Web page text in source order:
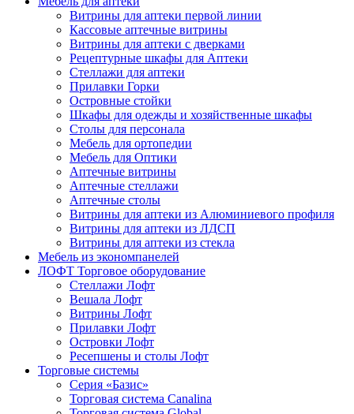
Витрины для аптеки первой линии
Кассовые аптечные витрины
Витрины для аптеки с дверками
Рецептурные шкафы для Аптеки
Стеллажи для аптеки
Прилавки Горки
Островные стойки
Шкафы для одежды и хозяйственные шкафы
Столы для персонала
Мебель для ортопедии
Мебель для Оптики
Аптечные витрины
Аптечные стеллажи
Аптечные столы
Витрины для аптеки из Алюминиевого профиля
Витрины для аптеки из ЛДСП
Витрины для аптеки из стекла
Мебель из экономпанелей
ЛОФТ Торговое оборудование
Стеллажи Лофт
Вешала Лофт
Витрины Лофт
Прилавки Лофт
Островки Лофт
Ресепшены и столы Лофт
Торговые системы
Серия «Базис»
Торговая система Canalina